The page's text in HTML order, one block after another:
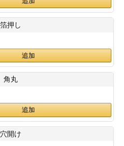
箔押し
角丸
穴開け